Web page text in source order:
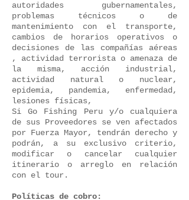
autoridades gubernamentales,
problemas técnicos o de
mantenimiento con el transporte,
cambios de horarios operativos o
decisiones de las compañías aéreas
, actividad terrorista o amenaza de
la misma, acción industrial,
actividad natural o nuclear,
epidemia, pandemia, enfermedad,
lesiones físicas,
Si Go Fishing Peru y/o cualquiera
de sus Proveedores se ven afectados
por Fuerza Mayor, tendrán derecho y
podrán, a su exclusivo criterio,
modificar o cancelar cualquier
itinerario o arreglo en relación
con el tour.
Políticas de cobro: